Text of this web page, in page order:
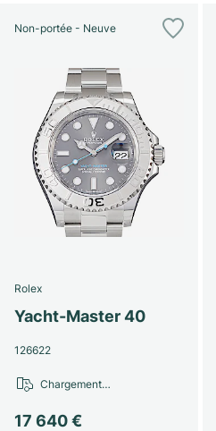
Non-portée - Neuve
Rolex
Yacht-Master 40
126622
17 640 €
Chargement…